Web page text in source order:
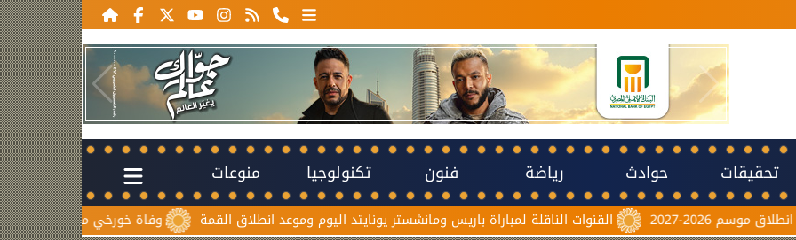
تحقيقات حوادث رياضة فنون تكنولوجيا منوعات
وفاة خورخي ميسي والد نجم القنوات الناقلة لمباراة باريس ومانشستر يونايتد اليوم وموعد انطلاق القمة 2027